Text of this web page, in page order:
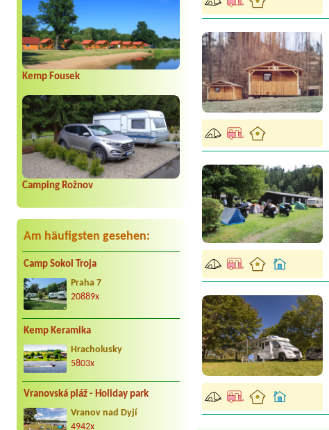
Kemp Fousek
Camping Rožnov
Am häufigsten gesehen:
Camp Sokol Troja
Praha 7
20889x
Kemp Keramika
Hracholusky
5803x
Vranovská pláž - Holiday park
Vranov nad Dyjí
4942x